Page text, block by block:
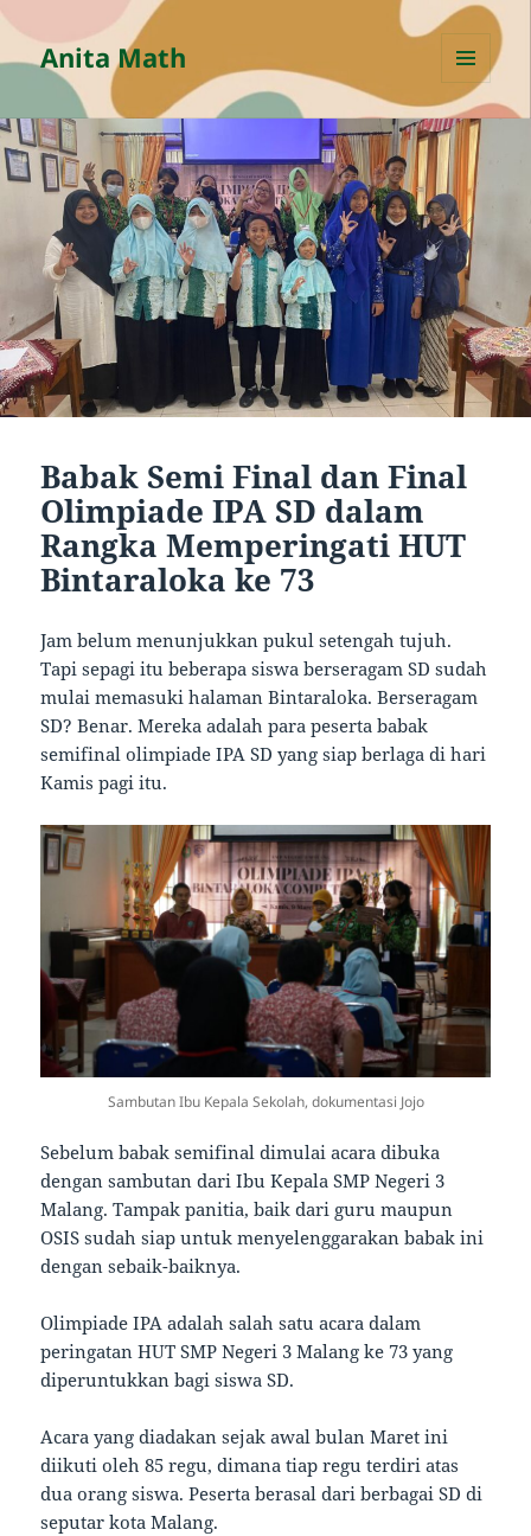
Anita Math
MENU
AND
WIDGETS
Babak Semi Final dan Final
Olimpiade IPA SD dalam
Rangka Memperingati HUT
Bintaraloka ke 73
Jam belum menunjukkan pukul setengah tujuh.
Tapi sepagi itu beberapa siswa berseragam SD sudah
mulai memasuki halaman Bintaraloka. Berseragam
SD? Benar. Mereka adalah para peserta babak
semifinal olimpiade IPA SD yang siap berlaga di hari
Kamis pagi itu.
Sambutan Ibu Kepala Sekolah, dokumentasi Jojo
Sebelum babak semifinal dimulai acara dibuka
dengan sambutan dari Ibu Kepala SMP Negeri 3
Malang. Tampak panitia, baik dari guru maupun
OSIS sudah siap untuk menyelenggarakan babak ini
dengan sebaik-baiknya.
Olimpiade IPA adalah salah satu acara dalam
peringatan HUT SMP Negeri 3 Malang ke 73 yang
diperuntukkan bagi siswa SD.
Acara yang diadakan sejak awal bulan Maret ini
diikuti oleh 85 regu, dimana tiap regu terdiri atas
dua orang siswa. Peserta berasal dari berbagai SD di
seputar kota Malang.